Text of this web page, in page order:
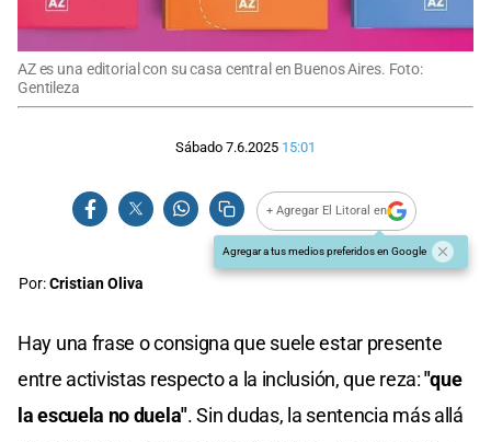
AZ es una editorial con su casa central en Buenos Aires. Foto:
Gentileza
Sábado 7.6.2025 15:01
+ Agregar El Litoral en
Agregar a tus medios preferidos en Google
Por:Cristian Oliva
Hay una frase o consigna que suele estar presente
entre activistas respecto a la inclusión, que reza:"que
la escuela no duela". Sin dudas, la sentencia más allá